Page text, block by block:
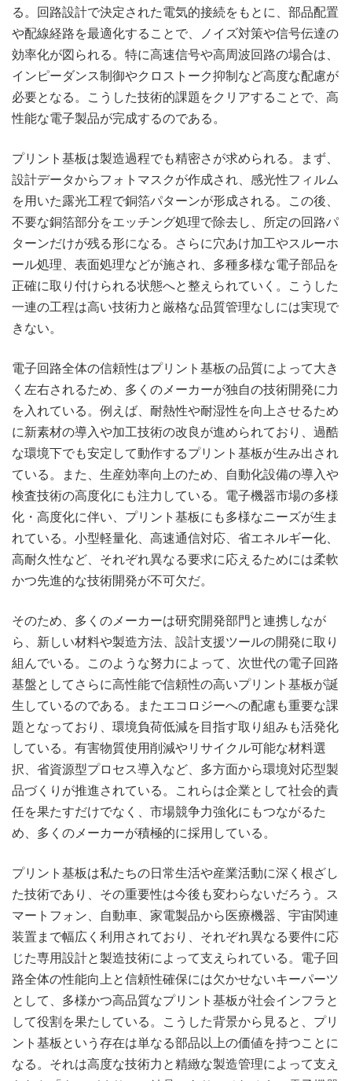
る。回路設計で決定された電気的接続をもとに、部品配置
や配線経路を最適化することで、ノイズ対策や信号伝達の
効率化が図られる。特に高速信号や高周波回路の場合は、
インピーダンス制御やクロストーク抑制など高度な配慮が
必要となる。こうした技術的課題をクリアすることで、高
性能な電子製品が完成するのである。
プリント基板は製造過程でも精密さが求められる。まず、
設計データからフォトマスクが作成され、感光性フィルム
を用いた露光工程で銅箔パターンが形成される。この後、
不要な銅箔部分をエッチング処理で除去し、所定の回路パ
ターンだけが残る形になる。さらに穴あけ加工やスルーホ
ール処理、表面処理などが施され、多種多様な電子部品を
正確に取り付けられる状態へと整えられていく。こうした
一連の工程は高い技術力と厳格な品質管理なしには実現で
きない。
電子回路全体の信頼性はプリント基板の品質によって大き
く左右されるため、多くのメーカーが独自の技術開発に力
を入れている。例えば、耐熱性や耐湿性を向上させるため
に新素材の導入や加工技術の改良が進められており、過酷
な環境下でも安定して動作するプリント基板が生み出され
ている。また、生産効率向上のため、自動化設備の導入や
検査技術の高度化にも注力している。電子機器市場の多様
化・高度化に伴い、プリント基板にも多様なニーズが生ま
れている。小型軽量化、高速通信対応、省エネルギー化、
高耐久性など、それぞれ異なる要求に応えるためには柔軟
かつ先進的な技術開発が不可欠だ。
そのため、多くのメーカーは研究開発部門と連携しなが
ら、新しい材料や製造方法、設計支援ツールの開発に取り
組んでいる。このような努力によって、次世代の電子回路
基盤としてさらに高性能で信頼性の高いプリント基板が誕
生しているのである。またエコロジーへの配慮も重要な課
題となっており、環境負荷低減を目指す取り組みも活発化
している。有害物質使用削減やリサイクル可能な材料選
択、省資源型プロセス導入など、多方面から環境対応型製
品づくりが推進されている。これらは企業として社会的責
任を果たすだけでなく、市場競争力強化にもつながるた
め、多くのメーカーが積極的に採用している。
プリント基板は私たちの日常生活や産業活動に深く根ざし
た技術であり、その重要性は今後も変わらないだろう。ス
マートフォン、自動車、家電製品から医療機器、宇宙関連
装置まで幅広く利用されており、それぞれ異なる要件に応
じた専用設計と製造技術によって支えられている。電子回
路全体の性能向上と信頼性確保には欠かせないキーパーツ
として、多様かつ高品質なプリント基板が社会インフラと
して役割を果たしている。こうした背景から見ると、プリ
ント基板という存在は単なる部品以上の価値を持つことに
なる。それは高度な技術力と精緻な製造管理によって支え